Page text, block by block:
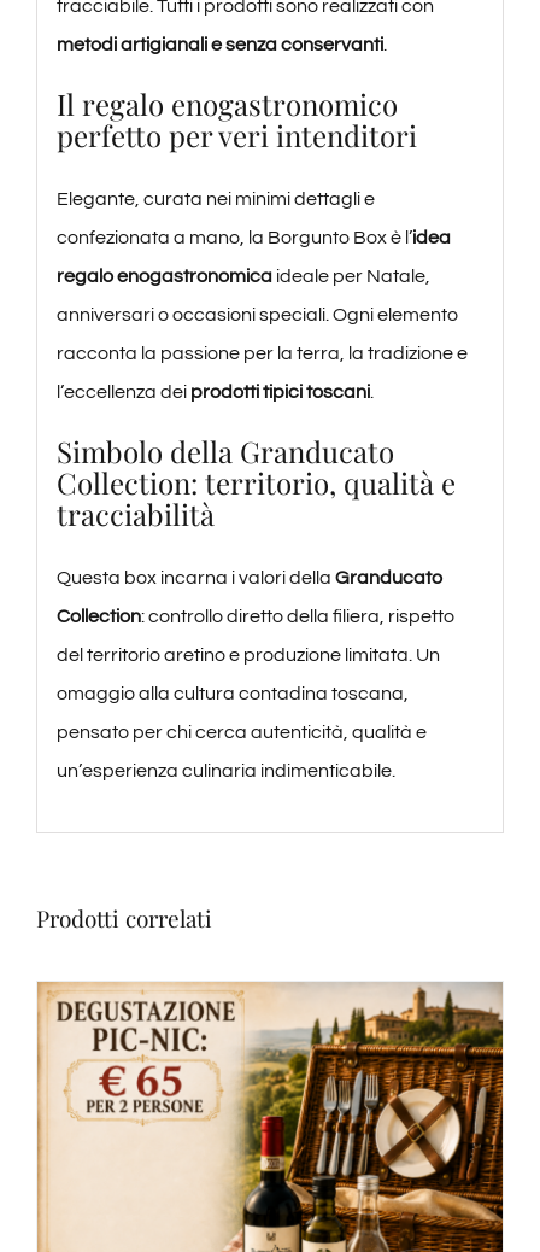
tracciabile. Tutti i prodotti sono realizzati con
metodi artigianali e senza conservanti.
Il regalo enogastronomico
perfetto per veri intenditori
Elegante, curata nei minimi dettagli e
confezionata a mano, la Borgunto Box è l’idea
regalo enogastronomicaideale per Natale,
anniversari o occasioni speciali. Ogni elemento
racconta la passione per la terra, la tradizione e
l’eccellenza dei prodotti tipici toscani.
Simbolo della Granducato
Collection: territorio, qualità e
tracciabilità
Questa box incarna i valori della Granducato
Collection: controllo diretto della filiera, rispetto
del territorio aretino e produzione limitata. Un
omaggio alla cultura contadina toscana,
pensato per chi cerca autenticità, qualità e
un’esperienza culinaria indimenticabile.
Prodotti correlati